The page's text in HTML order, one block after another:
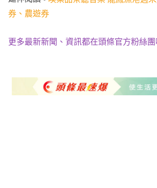
券、農遊券
更多最新新聞、資訊都在頭條官方粉絲團